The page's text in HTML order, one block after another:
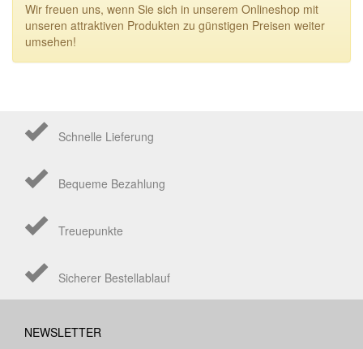
Wir freuen uns, wenn Sie sich in unserem Onlineshop mit
unseren attraktiven Produkten zu günstigen Preisen weiter
umsehen!
Schnelle Lieferung
Bequeme Bezahlung
Treuepunkte
Sicherer Bestellablauf
NEWSLETTER